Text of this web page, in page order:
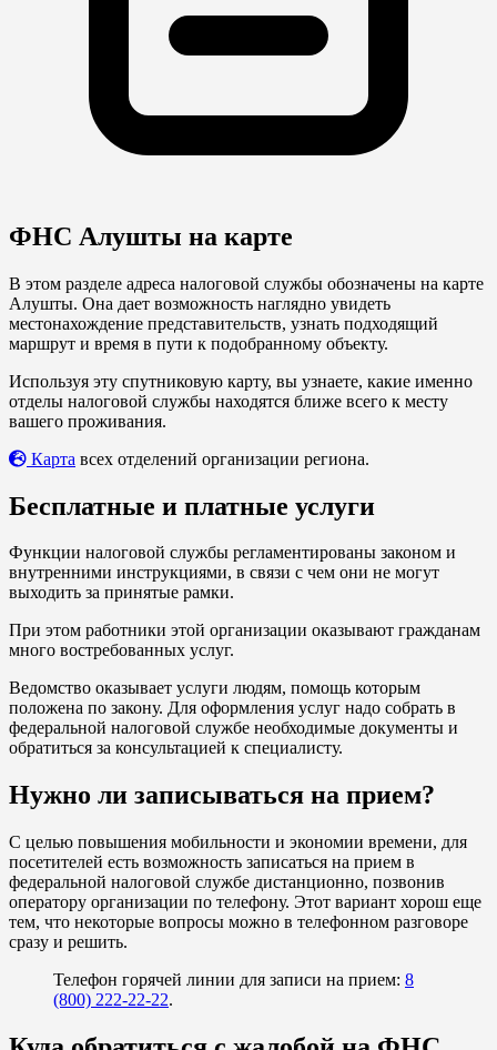
ФНС Алушты на карте
В этом разделе адреса налоговой службы обозначены на карте
Алушты. Она дает возможность наглядно увидеть
местонахождение представительств, узнать подходящий
маршрут и время в пути к подобранному объекту.
Используя эту спутниковую карту, вы узнаете, какие именно
отделы налоговой службы находятся ближе всего к месту
вашего проживания.
Карта всех отделений организации региона.
Бесплатные и платные услуги
Функции налоговой службы регламентированы законом и
внутренними инструкциями, в связи с чем они не могут
выходить за принятые рамки.
При этом работники этой организации оказывают гражданам
много востребованных услуг.
Ведомство оказывает услуги людям, помощь которым
положена по закону. Для оформления услуг надо собрать в
федеральной налоговой службе необходимые документы и
обратиться за консультацией к специалисту.
Нужно ли записываться на прием?
С целью повышения мобильности и экономии времени, для
посетителей есть возможность записаться на прием в
федеральной налоговой службе дистанционно, позвонив
оператору организации по телефону. Этот вариант хорош еще
тем, что некоторые вопросы можно в телефонном разговоре
сразу и решить.
Телефон горячей линии для записи на прием: 8
(800) 222-22-22.